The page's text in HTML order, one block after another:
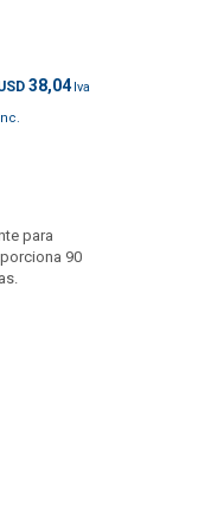
38,04
para
90